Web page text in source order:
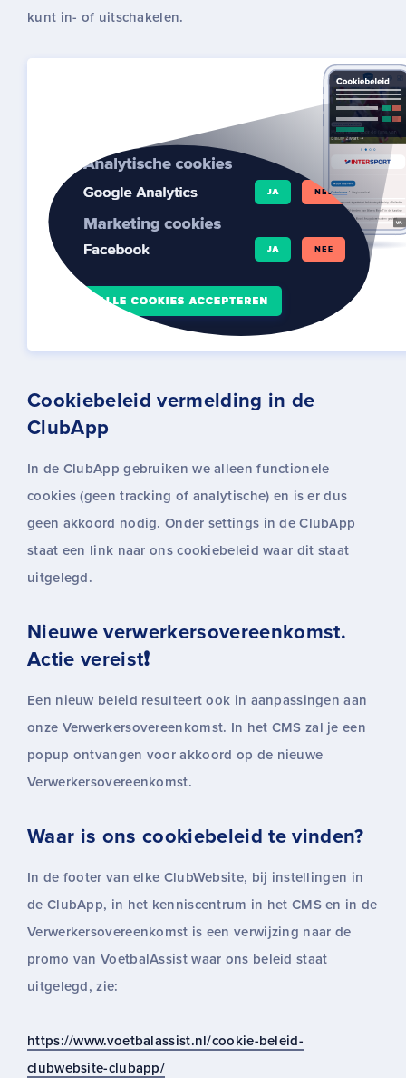
kunt in- of uitschakelen.
Cookiebeleid vermelding in de
ClubApp
In de ClubApp gebruiken we alleen functionele
cookies (geen tracking of analytische) en is er dus
geen akkoord nodig. Onder settings in de ClubApp
staat een link naar ons cookiebeleid waar dit staat
uitgelegd.
Nieuwe verwerkersovereenkomst.
Actie vereist❗
Een nieuw beleid resulteert ook in aanpassingen aan
onze Verwerkersovereenkomst. In het CMS zal je een
popup ontvangen voor akkoord op de nieuwe
Verwerkersovereenkomst.
Waar is ons cookiebeleid te vinden?
In de footer van elke ClubWebsite, bij instellingen in
de ClubApp, in het kenniscentrum in het CMS en in de
Verwerkersovereenkomst is een verwijzing naar de
promo van VoetbalAssist waar ons beleid staat
uitgelegd, zie:
https://www.voetbalassist.nl/cookie-beleid-
clubwebsite-clubapp/